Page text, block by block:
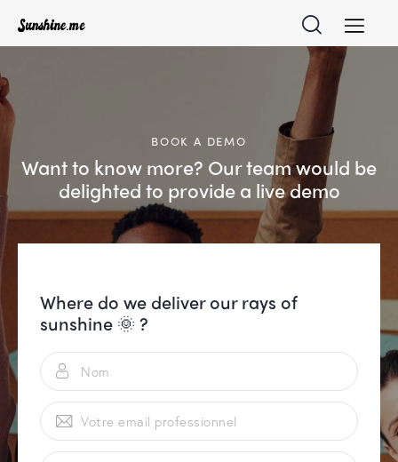
BOOK A DEMO
Want to know more? Our team would be
delighted to provide a live demo
Where do we deliver our rays of
sunshine 🌞 ?
Home
For businesses
Resources